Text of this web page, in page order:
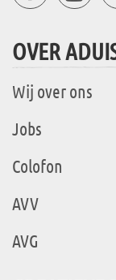
OVER
Wij over ons
Jobs
Colofon
AVV
AVG